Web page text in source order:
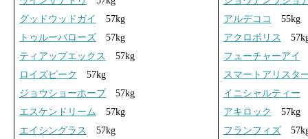
グッドウッドガイ
57kg
トゥルーバローズ57kg
ティアップエックス
57kg
ロイズピーク
57kg
ジョウショーホープ57kg
エスケンドリーム 57kg
エイシングラス
57kg
アルデココ
55kg
アクロポリス
フューチャーアイ
スマートアリスタ
イニシャルティー
アキロック
57kg
フランフィズ